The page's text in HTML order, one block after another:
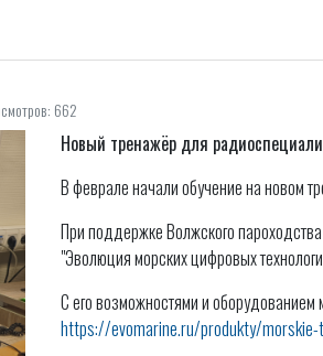
662
Новый тренажёр для
В феврале начали обучение на новом
При поддержке Волжского
"Эволюция морских цифровых
С его возможностями и
https://evomarine.ru/produkty/